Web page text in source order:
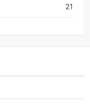
21